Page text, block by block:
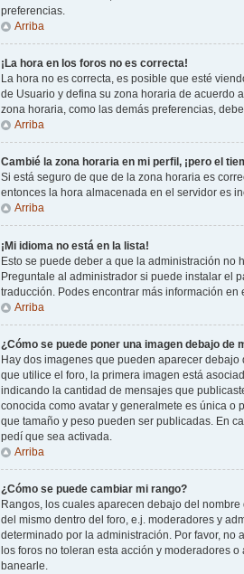
preferencias.
Arriba
¡La hora en los foros no es correcta!
La hora no es correcta, es posible que esté
de Usuario y defina su zona horaria de acuerdo
zona horaria, como las demás preferencias,
Arriba
Cambié la zona horaria en mi perfil, ¡pero el
Si está seguro de que de la zona horaria es
entonces la hora almacenada en el servidor es
Arriba
¡Mi idioma no está en la lista!
Esto se puede deber a que la administración no
Preguntale al administrador si puede instalar el
traducción. Podes encontrar más información
Arriba
¿Cómo se puede poner una imagen debajo de
Hay dos imagenes que pueden aparecer
que utilice el foro, la primera imagen está
indicando la cantidad de mensajes que
conocida como avatar y generalmete es única o
que tamaño y peso pueden ser publicadas. En
pedí que sea activada.
Arriba
¿Cómo se puede cambiar mi rango?
Rangos, los cuales aparecen debajo del
del mismo dentro del foro, e.j. moderadores y
determinado por la administración. Por favor,
los foros no toleran esta acción y moderadores
banearle.